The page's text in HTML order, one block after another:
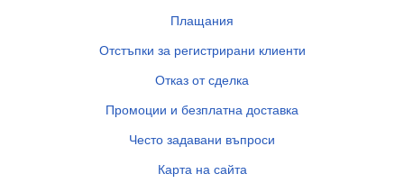
Плащания
Отстъпки за регистрирани клиенти
Отказ от сделка
Промоции и безплатна доставка
Често задавани въпроси
Карта на сайта